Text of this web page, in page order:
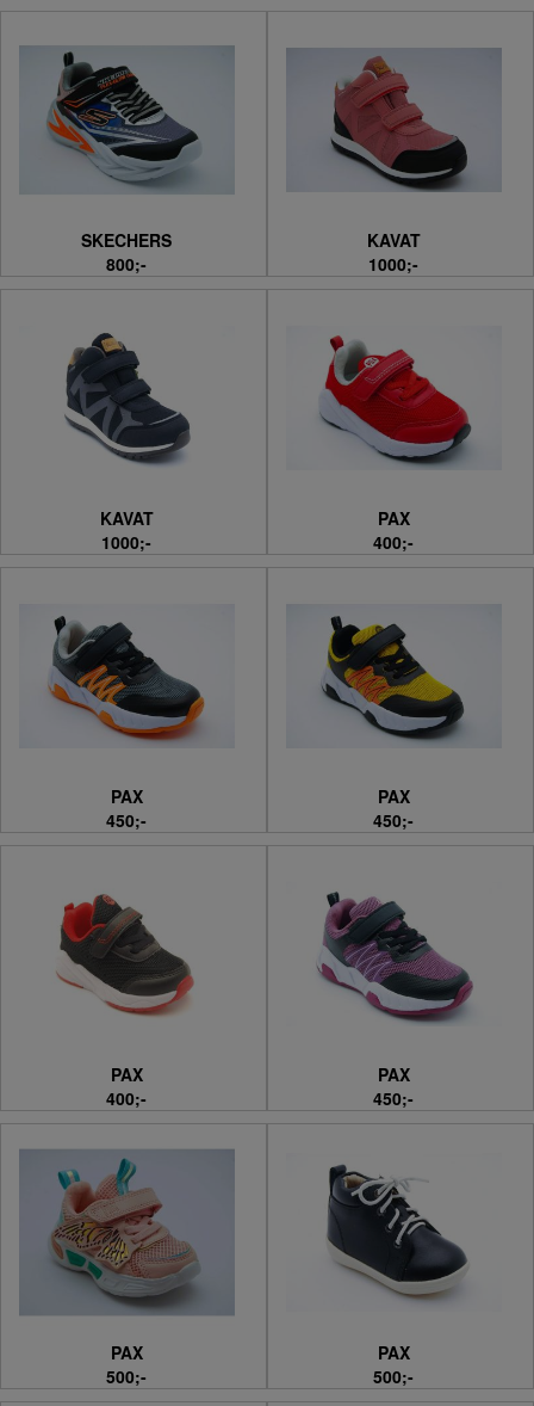
SKECHERS
800;-
KAVAT
1000;-
KAVAT
1000;-
PAX
400;-
PAX
450;-
PAX
450;-
PAX
400;-
PAX
450;-
PAX
500;-
PAX
500;-